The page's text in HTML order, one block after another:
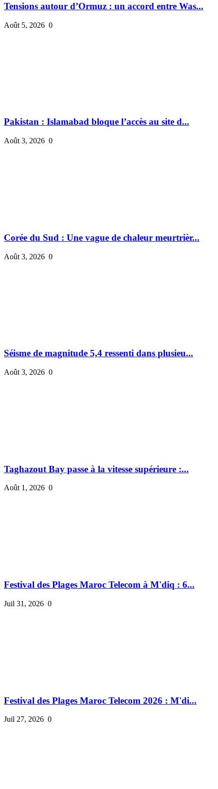
Tensions autour d’Ormuz : un accord entre Was...
Août 5, 2026 0
Pakistan : Islamabad bloque l’accès au site d...
Août 3, 2026 0
Corée du Sud : Une vague de chaleur meurtrièr...
Août 3, 2026 0
Séisme de magnitude 5,4 ressenti dans plusieu...
Août 3, 2026 0
Taghazout Bay passe à la vitesse supérieure :...
Août 1, 2026 0
Festival des Plages Maroc Telecom à M'diq : 6...
Juil 31, 2026 0
Festival des Plages Maroc Telecom 2026 : M'di...
Juil 27, 2026 0